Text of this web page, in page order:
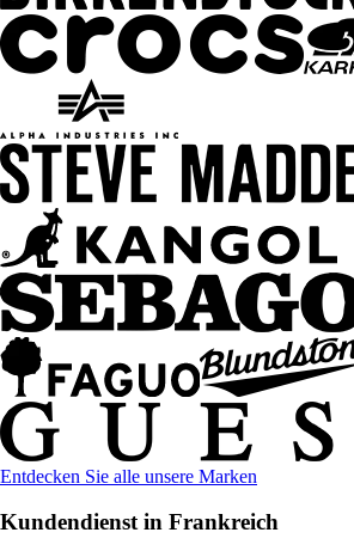
Entdecken Sie alle unsere Marken
Kundendienst in Frankreich